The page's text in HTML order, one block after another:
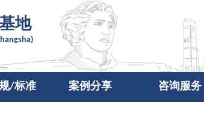
地
/标准 案例分享 咨询服务